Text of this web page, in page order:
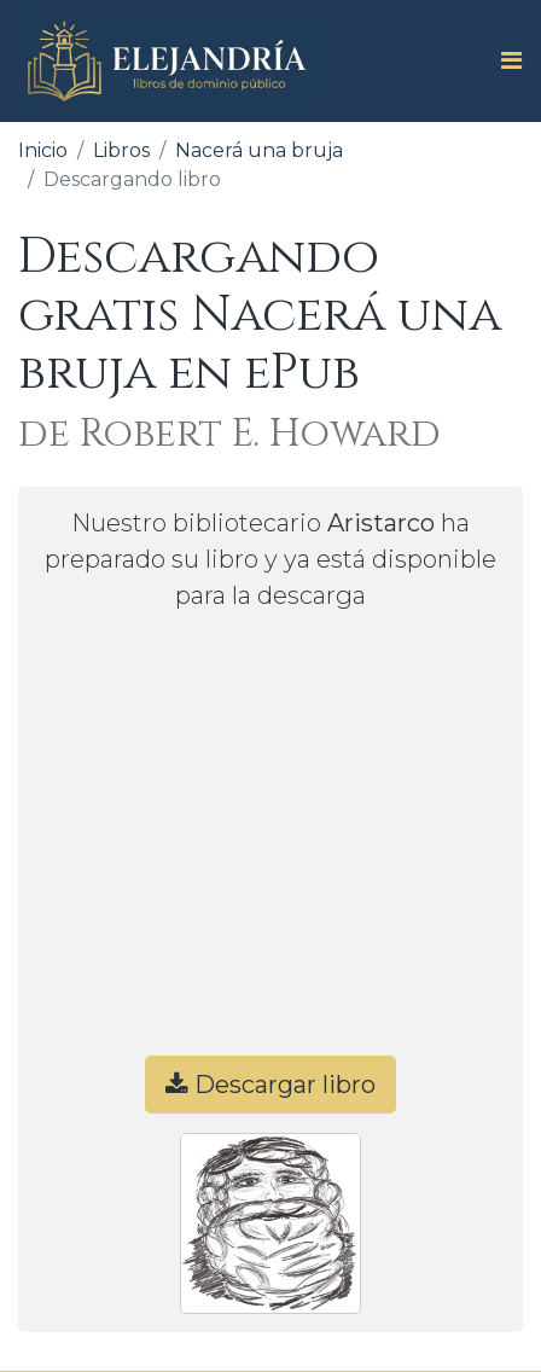
Inicio Libros
Nacerá una bruja
Descargando libro
Descargando
gratis Nacerá una
bruja en ePub
de Robert E. Howard
Nuestro bibliotecario Aristarco ha
preparado su libro y ya está disponible
para la descarga
Descargar libro